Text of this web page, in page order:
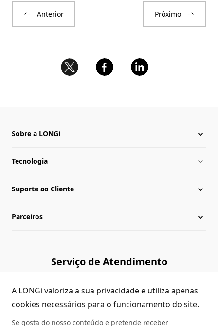
Anterior Próximo
Sobre a LONGi
Sobre a LONGi
Presença Global
Lideranças
Tecnologia
Notícias da LONGi
Suporte ao Cliente
Central de download
Dúvidas Comuns
Parceiros
Serviço de Atendimento
A LONGi valoriza a sua privacidade e utiliza apenas
cookies necessários para o funcionamento do site.
Se gosta do nosso conteúdo e pretende receber